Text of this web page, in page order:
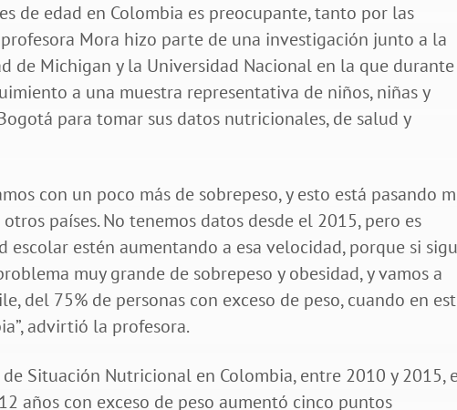
de edad en Colombia es preocupante, tanto por las
Mora hizo parte de una investigación junto a la
de Michigan y la Universidad Nacional en la que
a una muestra representativa de niños, niñas y
para tomar sus datos nutricionales, de salud y
con un poco más de sobrepeso, y esto está pasando
países. No tenemos datos desde el 2015, pero es
escolar estén aumentando a esa velocidad, porque si
muy grande de sobrepeso y obesidad, y vamos a
del 75% de personas con exceso de peso, cuando en
advirtió la profesora.
Situación Nutricional en Colombia, entre 2010 y 2015,
años con exceso de peso aumentó cinco puntos